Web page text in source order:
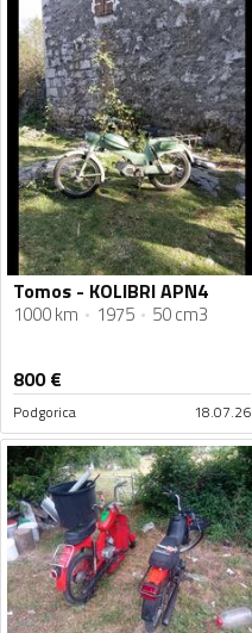
Tomos - KOLIBRI APN4
1000 km 1975 50 cm3
800€
Podgorica 18.07.26